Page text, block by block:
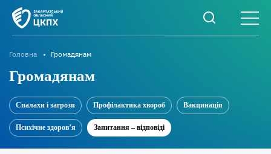
Головна Громадянам
Громадянам
Спалахи і загрози Профілактика хвороб Вакцинація
Психічне здоров’я Запитання – відповіді